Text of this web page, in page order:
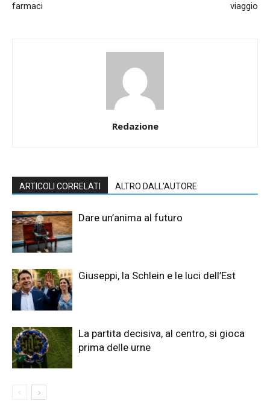
farmaci
viaggio
Redazione
ARTICOLI CORRELATI ALTRO DALL'AUTORE
Dare un’anima al futuro
Giuseppi, la Schlein e le luci dell’Est
La partita decisiva, al centro, si gioca
prima delle urne